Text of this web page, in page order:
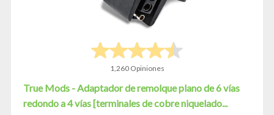
1,260 Opiniones
True Mods - Adaptador de remolque plano de 6 vías
redondo a 4 vías [terminales de cobre niquelado...